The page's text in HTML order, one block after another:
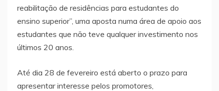
reabilitação de residências para estudantes do
ensino superior”, uma aposta numa área de apoio aos
estudantes que não teve qualquer investimento nos
últimos 20 anos.
Até dia 28 de fevereiro está aberto o prazo para
apresentar interesse pelos promotores,